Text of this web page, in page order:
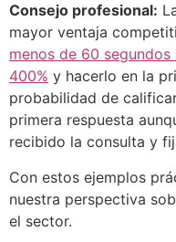
Consejo profesional:
mayor ventaja
menos de 60
400% y hacerlo en la
probabilidad de
primera respuesta
recibido la consulta y
Con estos ejemplos
nuestra perspectiva
el sector.